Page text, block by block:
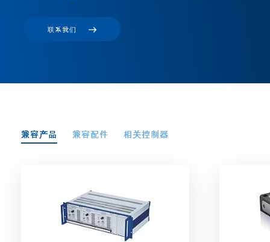
联系我们
兼容产品 兼容配件 相关控制器